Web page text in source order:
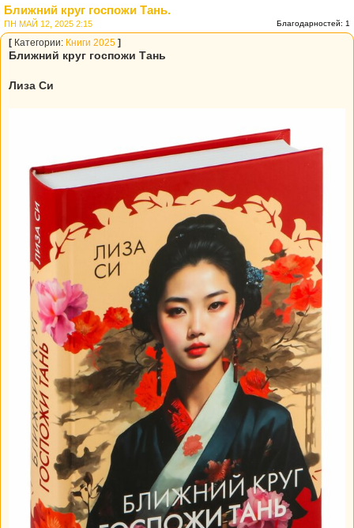
Ближний круг госпожи Тань.
Благодарностей: 1
ПН МАЙ 12, 2025 2:15
[ Категории: Книги 2025 ]
Ближний круг госпожи Тань
Лиза Си